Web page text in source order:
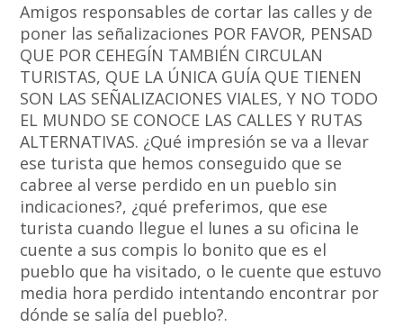
Amigos responsables de cortar las calles y de
poner las señalizaciones POR FAVOR, PENSAD
QUE POR CEHEGÍN TAMBIÉN CIRCULAN
TURISTAS, QUE LA ÚNICA GUÍA QUE TIENEN
SON LAS SEÑALIZACIONES VIALES, Y NO TODO
EL MUNDO SE CONOCE LAS CALLES Y RUTAS
ALTERNATIVAS. ¿Qué impresión se va a llevar
ese turista que hemos conseguido que se
cabree al verse perdido en un pueblo sin
indicaciones?, ¿qué preferimos, que ese
turista cuando llegue el lunes a su oficina le
cuente a sus compis lo bonito que es el
pueblo que ha visitado, o le cuente que estuvo
media hora perdido intentando encontrar por
dónde se salía del pueblo?.